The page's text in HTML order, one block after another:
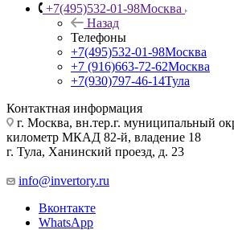
+7(495)532-01-98Москва
Назад
Телефоны
+7(495)532-01-98Москва
+7 (916)663-72-62Москва
+7(930)797-46-14Тула
Контактная информация
г. Москва, вн.тер.г. муниципальный
километр МКАД 82-й, владение 18
г. Тула, Ханинский проезд, д. 23
info@invertory.ru
Вконтакте
WhatsApp